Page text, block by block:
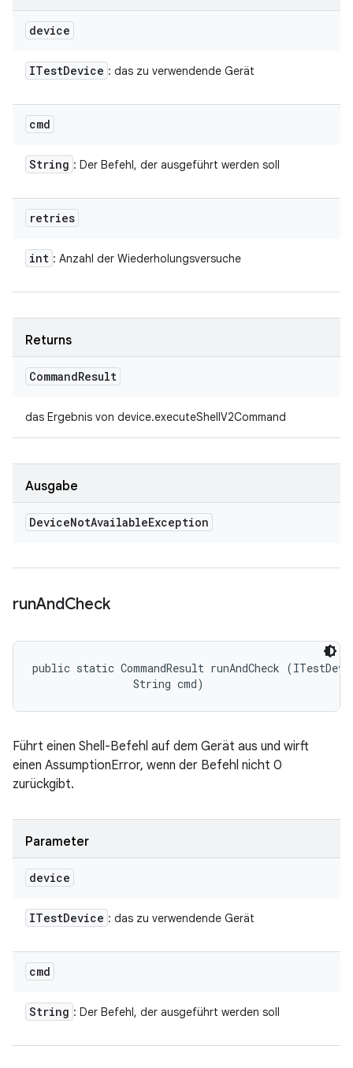
device
ITestDevice : das zu verwendende Gerät
cmd
String : Der Befehl, der ausgeführt werden soll
retries
int : Anzahl der Wiederholungsversuche
Returns
CommandResult
das Ergebnis von device.executeShellV2Command
Ausgabe
DeviceNotAvailableException
runAndCheck
public static CommandResult runAndCheck
                String cmd)
Führt einen Shell-Befehl auf dem Gerät aus und wirft
einen AssumptionError, wenn der Befehl nicht 0
zurückgibt.
Parameter
device
ITestDevice : das zu verwendende Gerät
cmd
String : Der Befehl, der ausgeführt werden soll